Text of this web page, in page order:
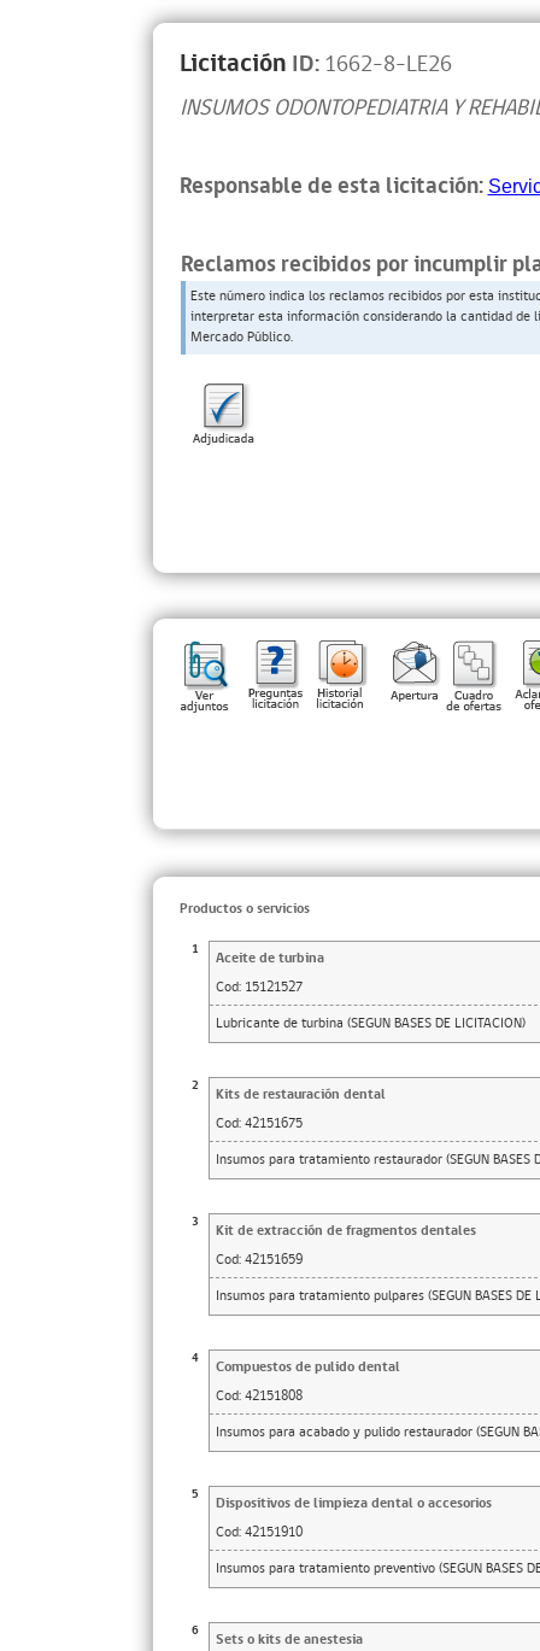
Licitación ID:1662-8-LE26
INSUMOS ODONTOPEDIATRIA Y
Responsable de esta licitación:
Reclamos recibidos por incumplir
Este número indica los reclamos recibidos por esta
interpretar esta información considerando la cantidad
Mercado Público.
Productos o servicios
1
Aceite de turbina
Cod: 15121527
Lubricante de turbina (SEGUN BASES DE LICITACION)
2
Kits de restauración dental
Cod: 42151675
Insumos para tratamiento restaurador (SEGUN BASES
3
Kit de extracción de fragmentos dentales
Cod: 42151659
Insumos para tratamiento pulpares (SEGUN BASES DE
4
Compuestos de pulido dental
Cod: 42151808
Insumos para acabado y pulido restaurador (SEGUN
5
Dispositivos de limpieza dental o accesorios
Cod: 42151910
Insumos para tratamiento preventivo (SEGUN BASES
6
Sets o kits de anestesia